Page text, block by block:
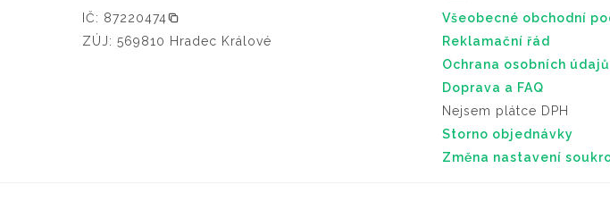
IČ: 87220474
ZÚJ: 569810 Hradec Králové
Všeobecné obchodní
Reklamační řád
Ochrana osobních údajů
Doprava a FAQ
Nejsem plátce DPH
Storno objednávky
Změna nastavení